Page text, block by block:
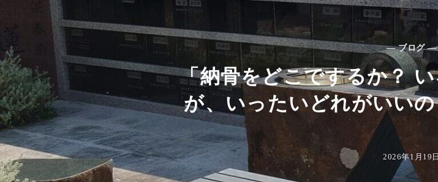
— ブログ —
「納骨をどこでするか？
が、いったいどれがいい
2026年1月19日